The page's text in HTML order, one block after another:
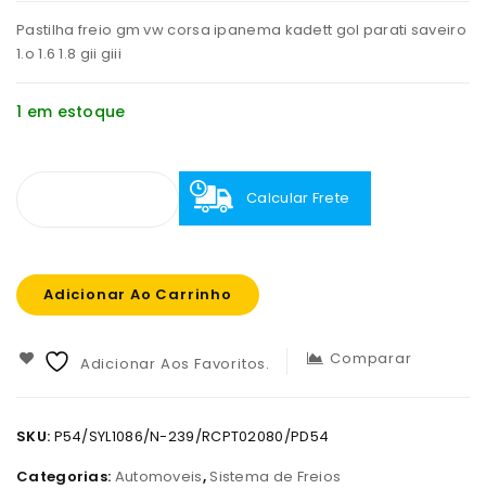
Pastilha freio gm vw corsa ipanema kadett gol parati saveiro
1.o 1.6 1.8 gii giii
1 em estoque
Calcular Frete
Adicionar Ao Carrinho
Adicionar Aos Favoritos. Comparar
SKU: P54/SYL1086/N-239/RCPT02080/PD54
Categorias: Automoveis,Sistema de Freios